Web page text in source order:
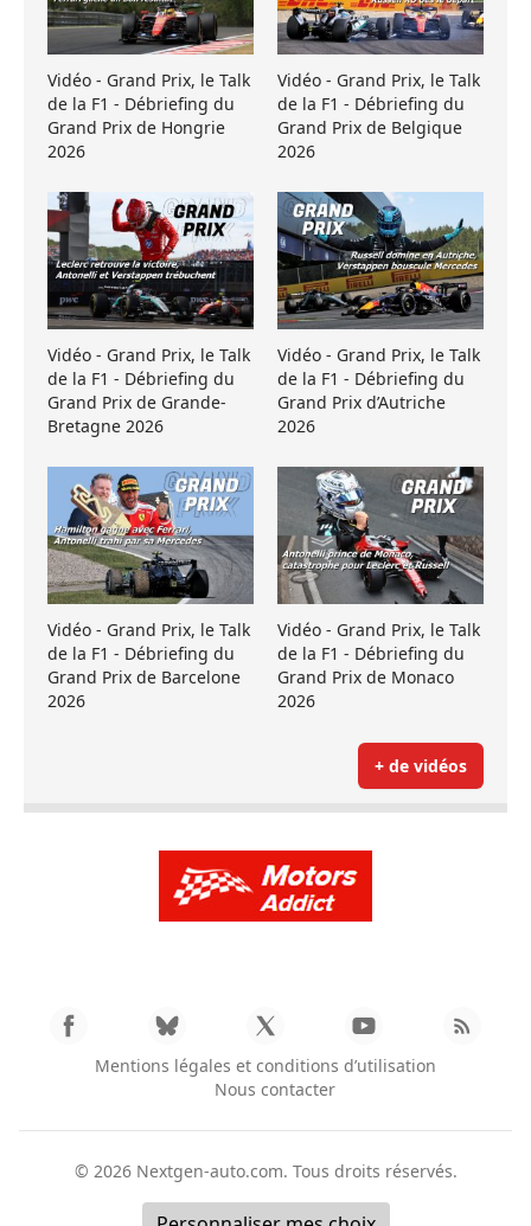
Vidéo - Grand Prix, le Talk
de la F1 - Débriefing du
Grand Prix de Hongrie
2026
Vidéo - Grand Prix, le Talk
de la F1 - Débriefing du
Grand Prix de Belgique
2026
Vidéo - Grand Prix, le Talk
de la F1 - Débriefing du
Grand Prix de Grande-
Bretagne 2026
Vidéo - Grand Prix, le Talk
de la F1 - Débriefing du
Grand Prix d’Autriche
2026
Vidéo - Grand Prix, le Talk
de la F1 - Débriefing du
Grand Prix de Barcelone
2026
Vidéo - Grand Prix, le Talk
de la F1 - Débriefing du
Grand Prix de Monaco
2026
+ de vidéos
Mentions légales et conditions d’utilisation
Nous contacter
© 2026 Nextgen-auto.com. Tous droits réservés.